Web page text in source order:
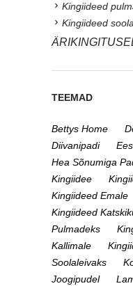
Kingiideed
Kingiideed
TEEMAD
Bettys Home
Diivanipadi
Hea Sõnumiga
Kingiidee
Kingiideed Emale
Kingiideed
Pulmadeks
Kallimale
Soolaleivaks
Joogipudel